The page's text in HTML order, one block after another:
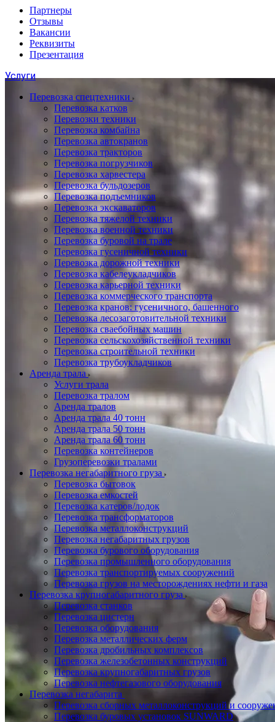
Партнеры
Отзывы
Вакансии
Реквизиты
Презентация
Услуги
Перевозка спецтехники
Перевозка катков
Перевозки техники
Перевозка комбайна
Перевозка автокранов
Перевозка тракторов
Перевозка погрузчиков
Перевозка харвестера
Перевозка бульдозеров
Перевозка подъемников
Перевозка экскаваторов
Перевозка тяжелой техники
Перевозка военной техники
Перевозка буровой на трале
Перевозка гусеничной техники
Перевозка дорожной техники
Перевозка кабелеукладчиков
Перевозка карьерной техники
Перевозка коммерческого транспорта
Перевозка кранов: гусеничного, башенного
Перевозка лесозаготовительной техники
Перевозка сваебойных машин
Перевозка сельскохозяйственной техники
Перевозка строительной техники
Перевозка трубоукладчиков
Аренда трала
Услуги трала
Перевозка тралом
Аренда тралов
Аренда трала 40 тонн
Аренда трала 50 тонн
Аренда трала 60 тонн
Перевозка контейнеров
Грузоперевозки тралами
Перевозка негабаритного груза
Перевозка бытовок
Перевозка емкостей
Перевозка катеров/лодок
Перевозка трансформаторов
Перевозка металлоконструкций
Перевозка негабаритных грузов
Перевозка бурового оборудования
Перевозка промышленного оборудования
Перевозка транспортируемых сооружений
Перевозка грузов на месторождениях нефти и газа
Перевозка крупногабаритного груза
Перевозка станков
Перевозка цистерн
Перевозка оборудования
Перевозка металлических ферм
Перевозка дробильных комплексов
Перевозка железобетонных конструкций
Перевозка крупногабаритных грузов
Перевозка нефтегазового оборудования
Перевозка негабарита
Перевозка сборных металлоконструкций и
Перевозка буровых установок SUNWARD